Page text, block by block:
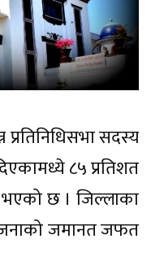
प्रतिनिधिसभा सदस्य
८५ प्रतिशत
छ । जिल्लाका
जनाको जमानत जफत